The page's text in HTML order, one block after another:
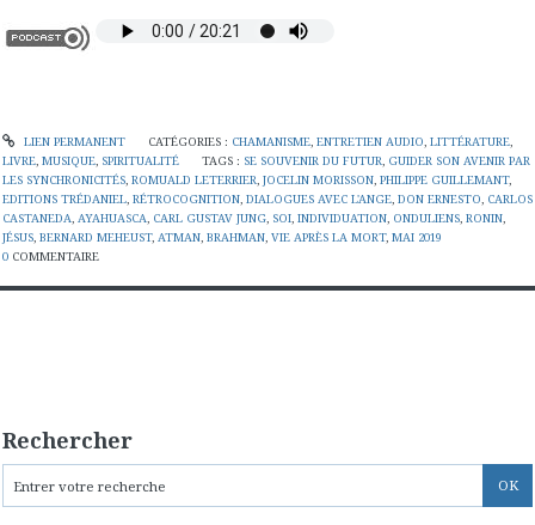
LIEN PERMANENT CATÉGORIES : CHAMANISME, ENTRETIEN AUDIO, LITTÉRATURE,
LIVRE, MUSIQUE, SPIRITUALITÉ TAGS : SE SOUVENIR DU FUTUR, GUIDER SON AVENIR PAR
LES SYNCHRONICITÉS, ROMUALD LETERRIER, JOCELIN MORISSON, PHILIPPE GUILLEMANT,
EDITIONS TRÉDANIEL, RÉTROCOGNITION, DIALOGUES AVEC L'ANGE, DON ERNESTO, CARLOS
CASTANEDA, AYAHUASCA, CARL GUSTAV JUNG, SOI, INDIVIDUATION, ONDULIENS, RONIN,
JÉSUS, BERNARD MEHEUST, ATMAN, BRAHMAN, VIE APRÈS LA MORT, MAI 2019
0 COMMENTAIRE
Rechercher